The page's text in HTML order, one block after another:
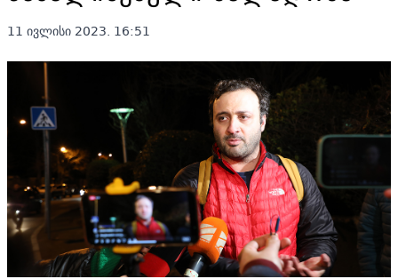
11 ივლისი 2023. 16:51